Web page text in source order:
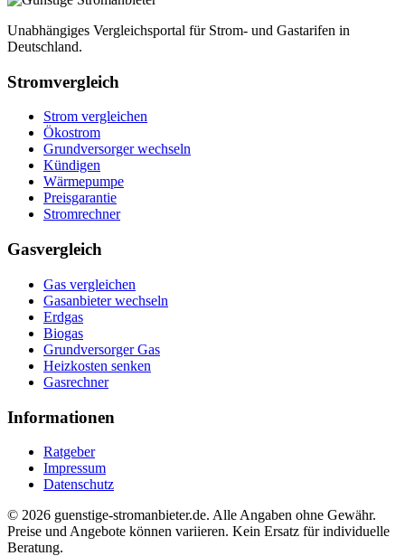
Unabhängiges Vergleichsportal für Strom- und Gastarifen in
Deutschland.
Stromvergleich
Strom vergleichen
Ökostrom
Grundversorger wechseln
Kündigen
Wärmepumpe
Preisgarantie
Stromrechner
Gasvergleich
Gas vergleichen
Gasanbieter wechseln
Erdgas
Biogas
Grundversorger Gas
Heizkosten senken
Gasrechner
Informationen
Ratgeber
Impressum
Datenschutz
© 2026 guenstige-stromanbieter.de. Alle Angaben ohne Gewähr.
Preise und Angebote können variieren. Kein Ersatz für individuelle
Beratung.